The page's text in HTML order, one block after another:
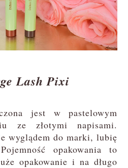
Lash Pixi
jest w pastelowym
ze złotymi napisami.
wyglądem do marki, lubię
opakowania to
opakowanie i na długo